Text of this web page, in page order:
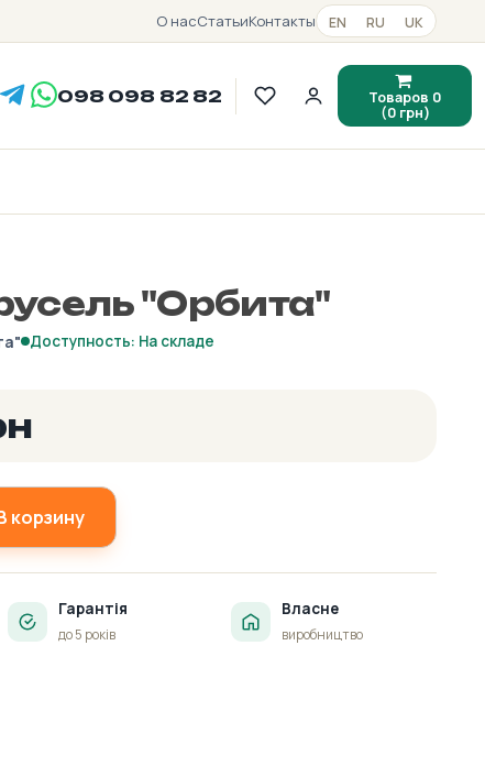
О насСтатьиКонтакты EN RU UK
098 098 82 82
Товаров 0
(0 грн)
"Орбита"
Доступность: На складе
корзину
Гарантія
до 5 років
Власне
виробництво